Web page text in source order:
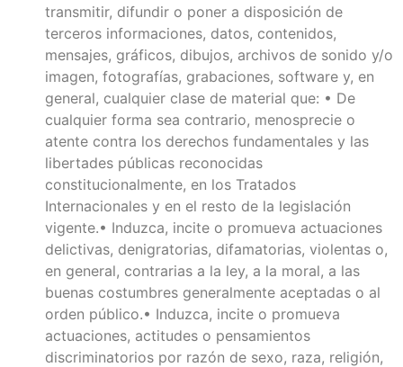
transmitir, difundir o poner a disposición de
terceros informaciones, datos, contenidos,
mensajes, gráficos, dibujos, archivos de sonido y/o
imagen, fotografías, grabaciones, software y, en
general, cualquier clase de material que: • De
cualquier forma sea contrario, menosprecie o
atente contra los derechos fundamentales y las
libertades públicas reconocidas
constitucionalmente, en los Tratados
Internacionales y en el resto de la legislación
vigente.• Induzca, incite o promueva actuaciones
delictivas, denigratorias, difamatorias, violentas o,
en general, contrarias a la ley, a la moral, a las
buenas costumbres generalmente aceptadas o al
orden público.• Induzca, incite o promueva
actuaciones, actitudes o pensamientos
discriminatorios por razón de sexo, raza, religión,